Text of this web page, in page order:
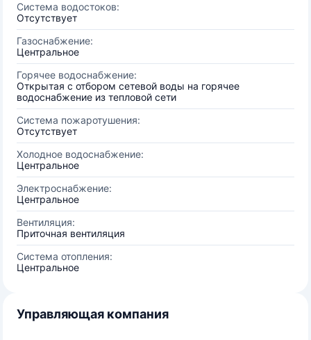
Система водостоков:
Отсутствует
Газоснабжение:
Центральное
Горячее водоснабжение:
Открытая с отбором сетевой воды на горячее
водоснабжение из тепловой сети
Система пожаротушения:
Отсутствует
Холодное водоснабжение:
Центральное
Электроснабжение:
Центральное
Вентиляция:
Приточная вентиляция
Система отопления:
Центральное
Управляющая компания